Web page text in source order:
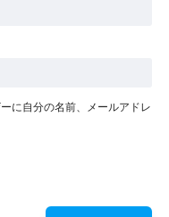
に自分の名前、メールアドレ